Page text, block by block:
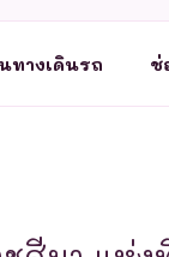
ทางเดินรถ ช่